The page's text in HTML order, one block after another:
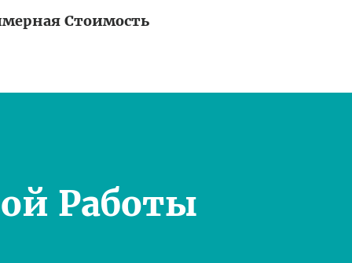
Стоимость
Работы